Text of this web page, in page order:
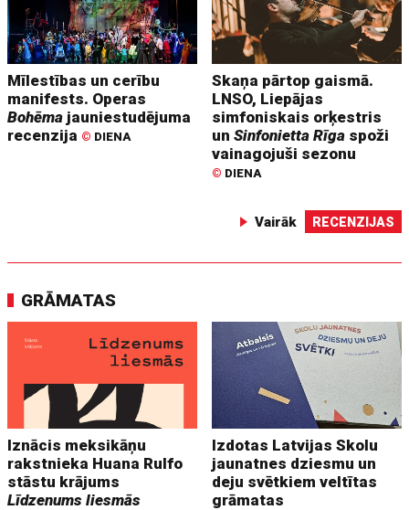
Mīlestības un cerību
manifests. Operas
Bohēma jauniestudējuma
recenzija © DIENA
Skaņa pārtop gaismā.
LNSO, Liepājas
simfoniskais orķestris
unSinfonietta Rīga spoži
vainagojuši sezonu
© DIENA
Vairāk RECENZIJAS
GRĀMATAS
Iznācis meksikāņu
rakstnieka Huana Rulfo
stāstu krājums
Līdzenums liesmās
Izdotas Latvijas Skolu
jaunatnes dziesmu un
deju svētkiem veltītas
grāmatas